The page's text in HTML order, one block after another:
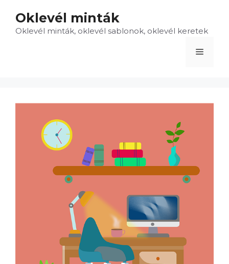
tartalomba
Oklevél minták
Oklevél minták, oklevél sablonok, oklevél keretek
Menü